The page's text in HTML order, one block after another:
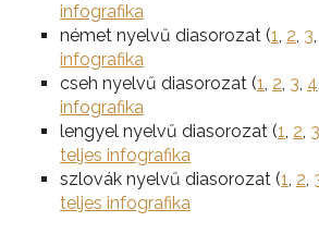
infografika
német nyelvű diasorozat (1, 2, 3,
infografika
cseh nyelvű diasorozat (1, 2, 3, 4,
infografika
lengyel nyelvű diasorozat (1, 2, 3
teljes infografika
szlovák nyelvű diasorozat (1, 2,
teljes infografika